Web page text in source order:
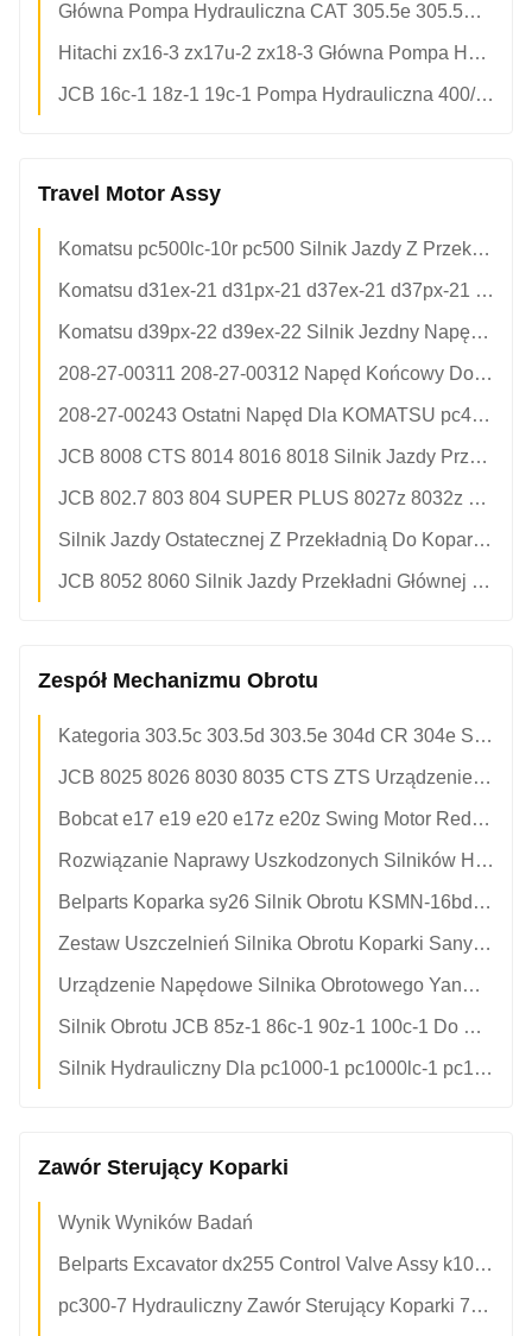
Główna Pompa Hydrauliczna CAT 305.5e 305.5E2 OEM Rexroth A10VO60 423-0097 4230097 Do Części Do Minikoparek
Hitachi zx16-3 zx17u-2 zx18-3 Główna Pompa Hydrauliczna Nachi PVD-08-18p-6G3-4191a 4654364 Do Części Do Minikoparek
JCB 16c-1 18z-1 19c-1 Pompa Hydrauliczna 400/n7144 OEM Rexroth A10VO18 Do Części Do Minikoparek
Travel Motor Assy
Komatsu pc500lc-10r pc500 Silnik Jazdy Z Przekładnią Główną Ze Skrzynią Biegów 2A8-27-00110 2A8-27-00120 Do Części Koparki
Komatsu d31ex-21 d31px-21 d37ex-21 d37px-21 NAPĘD KOŃCOWY Część Spychacza 11y-27-10301 11y-27-10401 Hydrauliczny Silnik Jezdny
Komatsu d39px-22 d39ex-22 Silnik Jezdny Napędu Końcowego 11y-27-30101 11y-27-30100 11y-27-30201 11y-27-30200 706-8f-01110 Do Części Spychacza
208-27-00311 208-27-00312 Napęd Końcowy Do KOMATSU pc400-7 pc400-8 pc450-7 pc450-8 LC Silnik Jezdny Koparki Z Reduktorem
208-27-00243 Ostatni Napęd Dla KOMATSU pc400lc-7 pc400lc-8 pc450lc-7 pc450lc-8 -7eo -8eo pc400 pc450 Ekskawator
JCB 8008 CTS 8014 8016 8018 Silnik Jazdy Przekładni Głównej Ze Skrzynią Biegów 20/925543 20/925544 20/951662 20/951047 Do Części Do Minikoparek
JCB 802.7 803 804 SUPER PLUS 8027z 8032z 8027 8032 ZTS Silnik Jazdy Z Przekładnią Główną Ze Skrzynią Biegów 20/925259 20/925371 20/925297 20/950386 20/951204 Do Części Do Minikoparek
Silnik Jazdy Ostatecznej Z Przekładnią Do Koparek Cat 336d 336e 336f 336D2 340d 340D2 340f, Numery Części 511-6017 507-9337 353-0501
JCB 8052 8060 Silnik Jazdy Przekładni Głównej Ze Skrzynią Biegów 20/925261 20/950212 20/918200 KYB MAG-50vp Do Części Do Minikoparek
Zespół Mechanizmu Obrotu
Kategoria 303.5c 303.5d 303.5e 304d CR 304e Swing Motor Drive Device 266-6396 265-8752 281-3052 Nachi PCR-2b-10a-FP-8584a Do Części Mini-Grawniarek
JCB 8025 8026 8030 8035 CTS ZTS Urządzenie Napędowe Silnika Obrotowego 20/925689 20/925690 NCAHI OEM PCR-2b-10a-FP-8584a Do Minikoparki
Bobcat e17 e19 e20 e17z e20z Swing Motor Reducer 7024418
Rozwiązanie Naprawy Uszkodzonych Silników Huśtawkowych
Belparts Koparka sy26 Silnik Obrotu KSMN-16bd-21b Zestaw Przekładni Silnika Obrotu Dla Sany
Zestaw Uszczelnień Silnika Obrotu Koparki Sany KSMN-16bd-21b sy26
Urządzenie Napędowe Silnika Obrotowego Yanmar b37v 172443-73310 172175-73312 Do Minikoparki
Silnik Obrotu JCB 85z-1 86c-1 90z-1 100c-1 Do Koparki Części Zamienne 333/w4439 NACHI PCR-5b-30a-FGP-9407a Urządzenie Reduktora Silnika Obrotowego
Silnik Hydrauliczny Dla pc1000-1 pc1000lc-1 pc1000se-1 pc1000sp-1 Komatsu Excavator Part 706-77-01131 706-77-01130
Zawór Sterujący Koparki
Wynik Wyników Badań
Belparts Excavator dx255 Control Valve Assy k1005097a Dla Doosan
pc300-7 Hydrauliczny Zawór Sterujący Koparki 7234726105